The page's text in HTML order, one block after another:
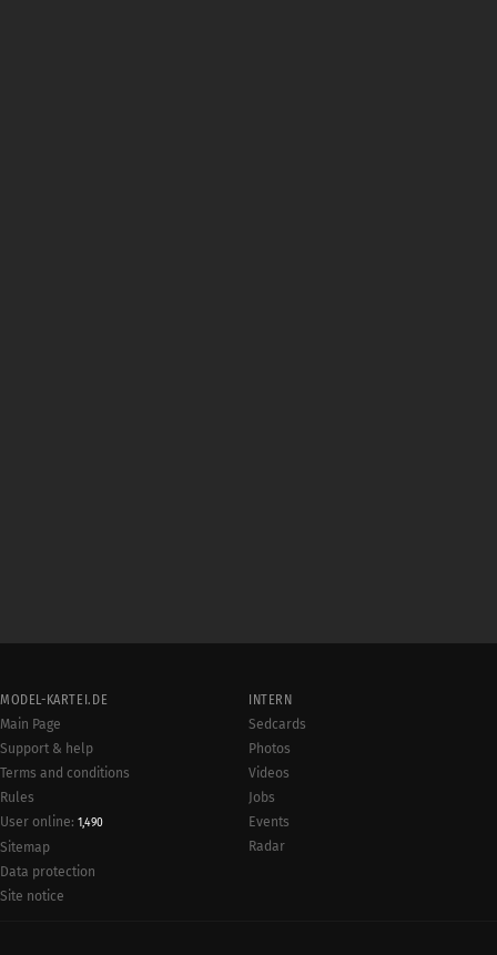
MODEL-KARTEI.DE
Main Page
Support & help
Terms and conditions
Rules
User online: 1,490
Sitemap
Data protection
Site notice
INTERN
Sedcards
Photos
Videos
Jobs
Events
Radar